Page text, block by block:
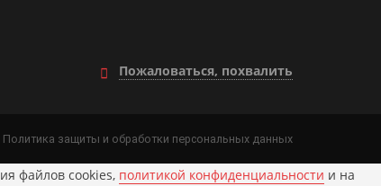
Пожаловаться, похвалить
Политика защиты и обработки персональных данных
файлов cookies, политикой конфиденциальности и на